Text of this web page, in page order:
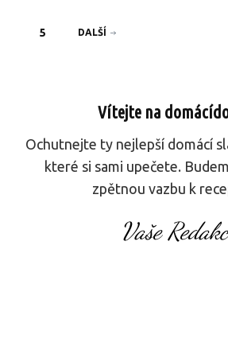
PAGE
5 DALŠÍ
Vítejte na
Ochutnejte ty nejlepší domácí
které si sami upečete.
zpětnou vazbu k
Vaše